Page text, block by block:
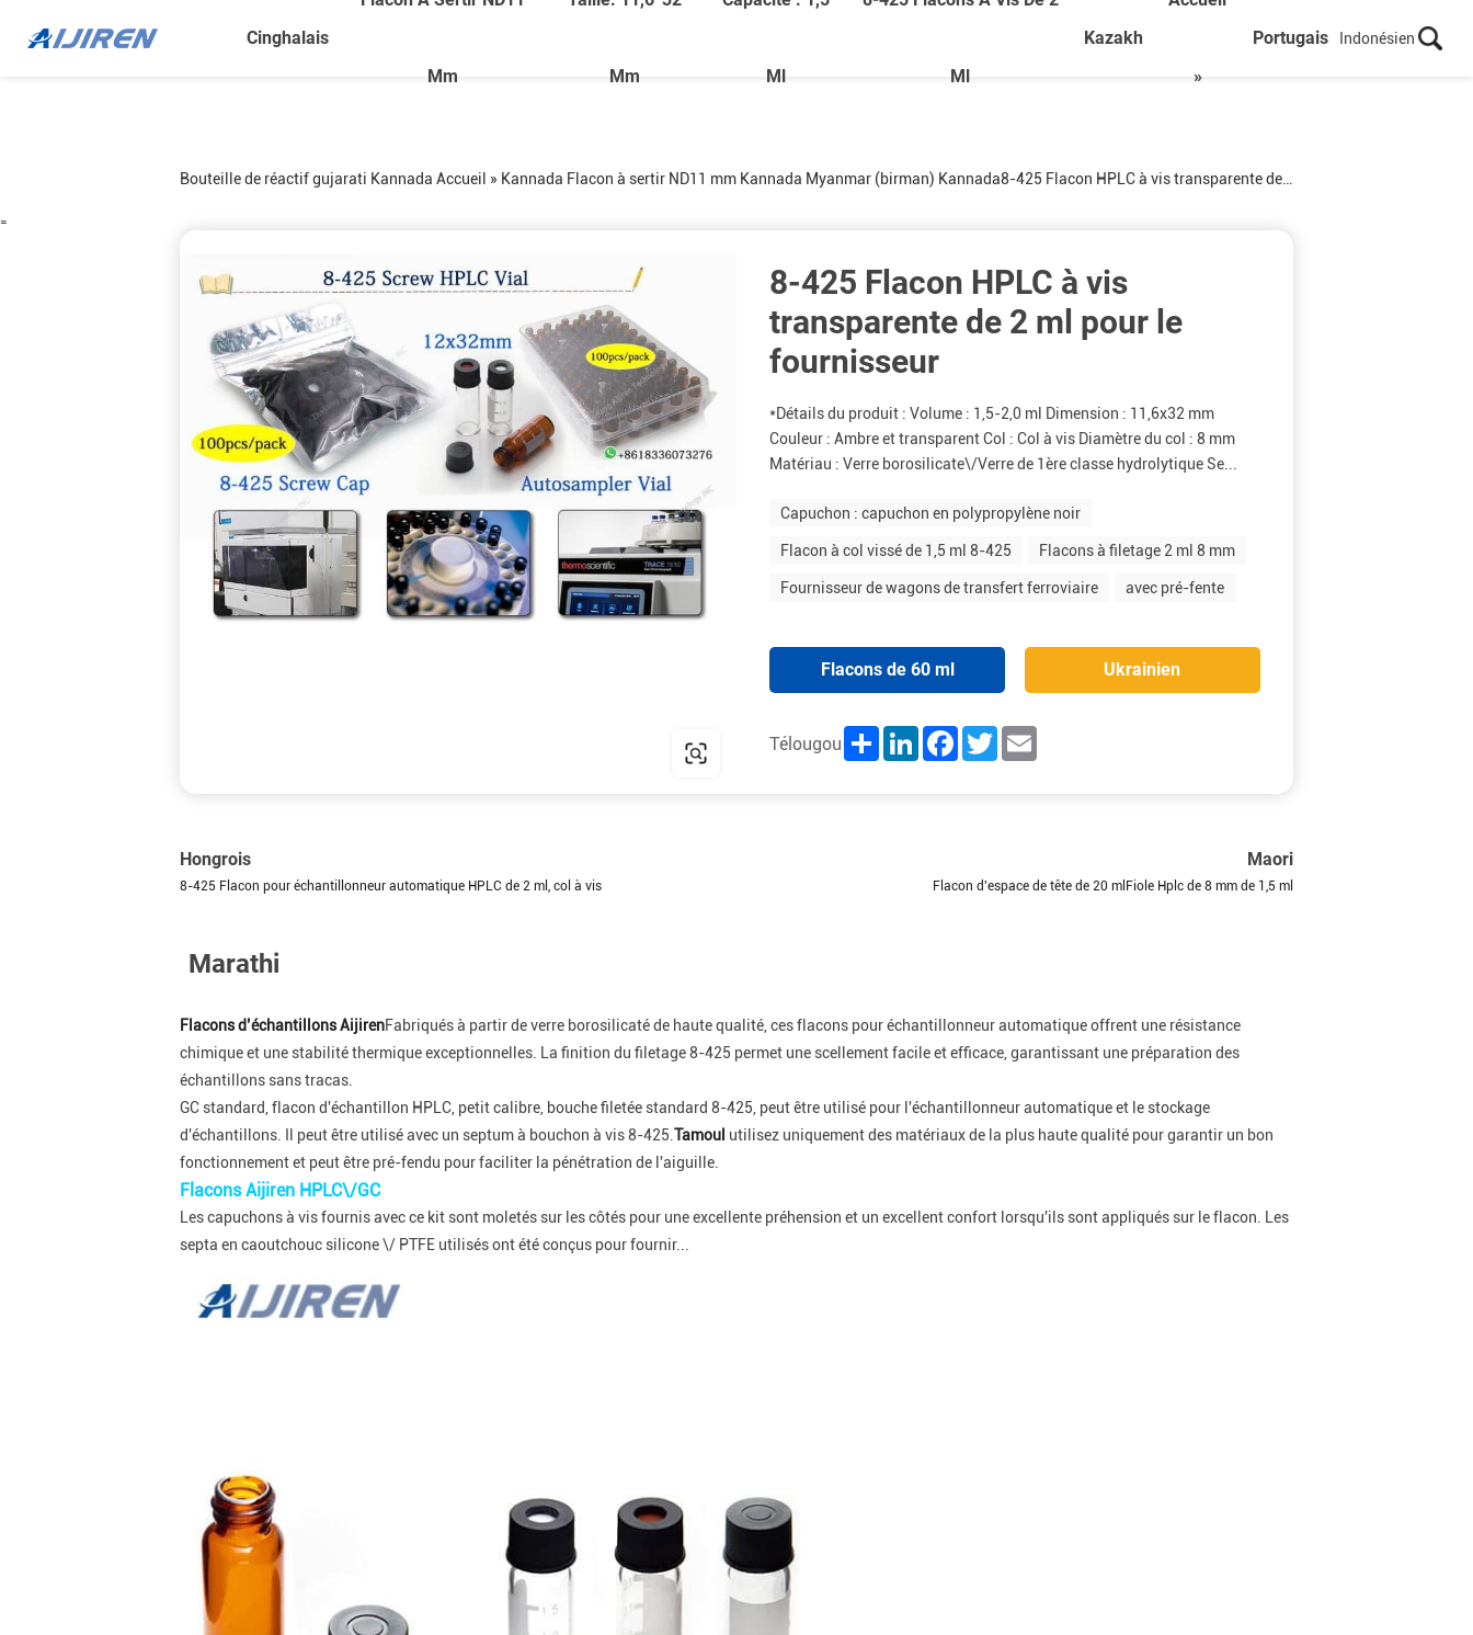
Cinghalais
Mm Mm Ml Ml
Kazakh
»
Portugais Indonésien
Bouteille de réactifgujarati Kannada Accueil » Kannada Flacon à sertir ND11 mm Kannada Myanmar (birman) Kannada8-425 Flacon HPLC à vis transparente de 2 ml pour le fournisseur
=
8-425 Flacon HPLC à vis
transparente de 2 ml pour le
fournisseur
*Détails du produit : Volume : 1,5-2,0 ml Dimension : 11,6x32 mm
Couleur : Ambre et transparent Col : Col à vis Diamètre du col : 8 mm
Matériau : Verre borosilicate\/Verre de 1ère classe hydrolytique Se...
Capuchon : capuchon en polypropylène noir
Flacon à col vissé de 1,5 ml 8-425 Flacons à filetage 2 ml 8 mm
Fournisseur de wagons de transfert ferroviaire avec pré-fente
Flacons de 60 ml Ukrainien
Télougou Share LinkedInFacebookTwitter
Hongrois
8-425 Flacon pour échantillonneur automatique HPLC de 2 ml, col à vis
Maori
Flacon d'espace de tête de 20 mlFiole Hplc de 8 mm de 1,5 ml
Marathi
Flacons d’échantillons AijirenFabriqués à partir de verre borosilicaté de haute qualité, ces flacons pour échantillonneur automatique offrent une résistance
chimique et une stabilité thermique exceptionnelles. La finition du filetage 8-425 permet une scellement facile et efficace, garantissant une préparation des
échantillons sans tracas.
GC standard, flacon d'échantillon HPLC, petit calibre, bouche filetée standard 8-425, peut être utilisé pour l'échantillonneur automatique et le stockage
d'échantillons. Il peut être utilisé avec un septum à bouchon à vis 8-425. Tamoul utilisez uniquement des matériaux de la plus haute qualité pour garantir un bon
fonctionnement et peut être pré-fendu pour faciliter la pénétration de l'aiguille.
Flacons Aijiren HPLC\/GC
Les capuchons à vis fournis avec ce kit sont moletés sur les côtés pour une excellente préhension et un excellent confort lorsqu'ils sont appliqués sur le flacon. Les
septa en caoutchouc silicone \/ PTFE utilisés ont été conçus pour fournir...